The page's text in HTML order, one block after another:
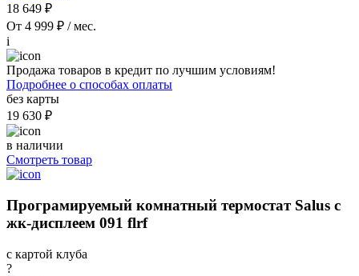
18 649 ₽
От 4 999 ₽ / мес.
i
Продажа товаров в кредит по лучшим условиям!
Подробнее о способах оплаты
без карты
19 630 ₽
в наличии
Смотреть товар
Програмируемый комнатный термостат Salus с
жк-дисплеем 091 flrf
с картой клуба
?